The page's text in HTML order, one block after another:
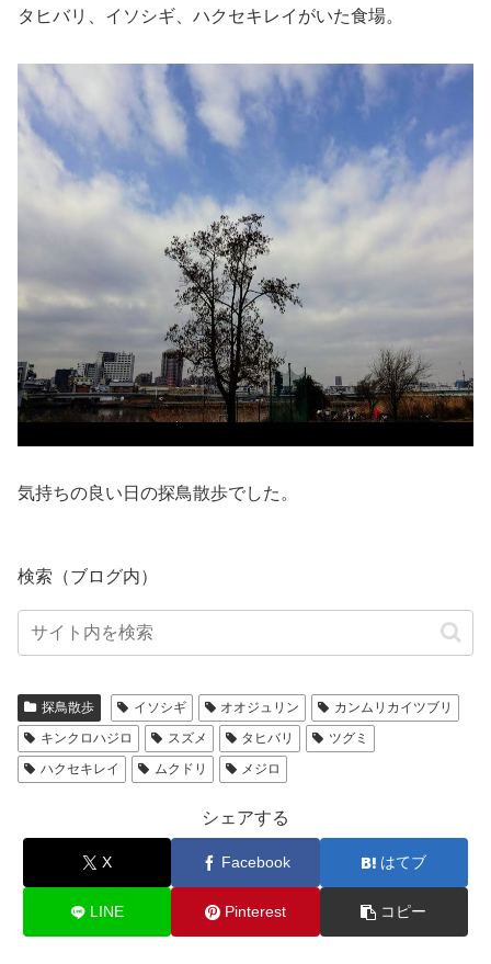
タヒバリ、イソシギ、ハクセキレイがいた食場。
気持ちの良い日の探鳥散歩でした。
検索（ブログ内）
探鳥散歩 イソシギ オオジュリン
カンムリカイツブリ
キンクロハジロ
スズメ タヒバリ
ツグミ
ハクセキレイ
ムクドリ メジロ
シェアする
X Facebook はてブ
LINE Pinterest コピー